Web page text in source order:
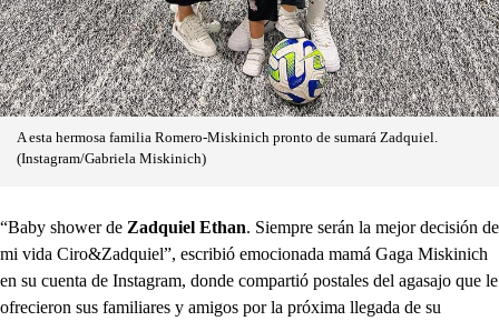
A esta hermosa familia Romero-Miskinich pronto de sumará Zadquiel.
(Instagram/Gabriela Miskinich)
“Baby shower de Zadquiel Ethan. Siempre serán la mejor decisión de
mi vida Ciro&Zadquiel”, escribió emocionada mamá Gaga Miskinich
en su cuenta de Instagram, donde compartió postales del agasajo que le
ofrecieron sus familiares y amigos por la próxima llegada de su